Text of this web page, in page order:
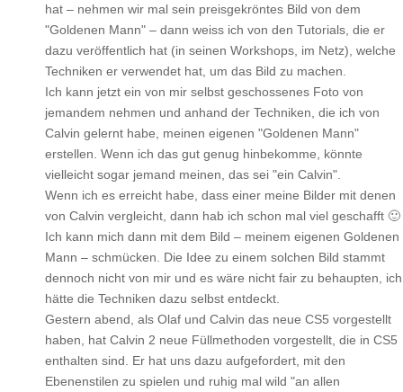
hat – nehmen wir mal sein preisgekröntes Bild von dem
"Goldenen Mann" – dann weiss ich von den Tutorials, die er
dazu veröffentlich hat (in seinen Workshops, im Netz), welche
Techniken er verwendet hat, um das Bild zu machen.
Ich kann jetzt ein von mir selbst geschossenes Foto von
jemandem nehmen und anhand der Techniken, die ich von
Calvin gelernt habe, meinen eigenen "Goldenen Mann"
erstellen. Wenn ich das gut genug hinbekomme, könnte
vielleicht sogar jemand meinen, das sei "ein Calvin".
Wenn ich es erreicht habe, dass einer meine Bilder mit denen
von Calvin vergleicht, dann hab ich schon mal viel geschafft 🙂
Ich kann mich dann mit dem Bild – meinem eigenen Goldenen
Mann – schmücken. Die Idee zu einem solchen Bild stammt
dennoch nicht von mir und es wäre nicht fair zu behaupten, ich
hätte die Techniken dazu selbst entdeckt.
Gestern abend, als Olaf und Calvin das neue CS5 vorgestellt
haben, hat Calvin 2 neue Füllmethoden vorgestellt, die in CS5
enthalten sind. Er hat uns dazu aufgefordert, mit den
Ebenenstilen zu spielen und ruhig mal wild "an allen